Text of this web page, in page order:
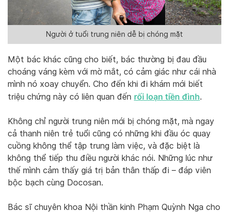
Người ở tuổi trung niên dễ bị chóng mặt
Một bác khác cũng cho biết, bác thường bị đau đầu
choáng váng kèm với mờ mắt, có cảm giác như cái nhà
mình nó xoay chuyển. Cho đến khi đi khám mới biết
triệu chứng này có liên quan đến rối loạn tiền đình.
Không chỉ người trung niên mới bị chóng mặt, mà ngay
cả thanh niên trẻ tuổi cũng có những khi đầu óc quay
cuồng không thể tập trung làm việc, và đặc biệt là
không thể tiếp thu điều người khác nói. Những lúc như
thế mình cảm thấy giá trị bản thân thấp đi – đáp viên
bộc bạch cùng Docosan.
Bác sĩ chuyên khoa Nội thần kinh Phạm Quỳnh Nga cho